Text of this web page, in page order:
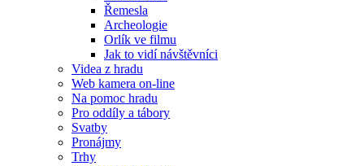
Řemesla
Archeologie
Orlík ve filmu
Jak to vidí návštěvníci
Videa z hradu
Web kamera on-line
Na pomoc hradu
Pro oddíly a tábory
Svatby
Pronájmy
Trhy